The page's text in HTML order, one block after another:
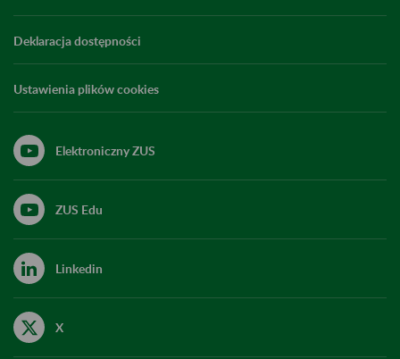
Deklaracja dostępności
Ustawienia plików cookies
Elektroniczny ZUS
ZUS Edu
Linkedin
X